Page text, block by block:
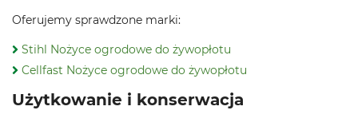
Oferujemy sprawdzone marki:
Stihl Nożyce ogrodowe do żywopłotu
Cellfast Nożyce ogrodowe do żywopłotu
Użytkowanie i konserwacja